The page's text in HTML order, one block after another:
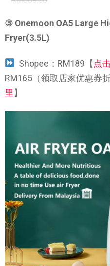
③ Onemoon OA5 Large
Fryer(3.5L)
Shopee：RM189【点
RM165（领取店家优惠券
里】